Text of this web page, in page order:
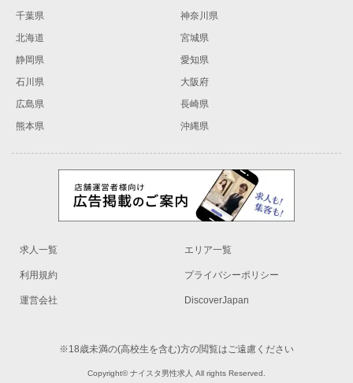
千葉県
神奈川県
北海道
宮城県
静岡県
愛知県
石川県
大阪府
広島県
長崎県
熊本県
沖縄県
求人一覧 エリア一覧
利用規約 プライバシーポリシー
運営会社 DiscoverJapan
※18歳未満の(高校生を含む)方の閲覧はご遠慮ください
Copyright© ナイスタ男性求人 All rights Reserved.